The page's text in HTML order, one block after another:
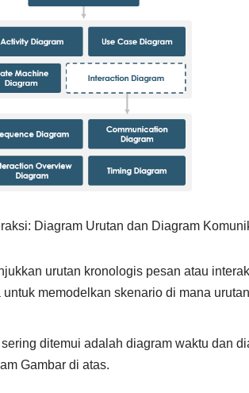
Diagram Urutan dan Diagram
urutan kronologis pesan atau
memodelkan skenario di mana
ditemui adalah diagram waktu dan
Gambar di atas.